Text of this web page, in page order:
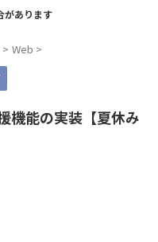
があります
> Web >
機能の実装【夏休み